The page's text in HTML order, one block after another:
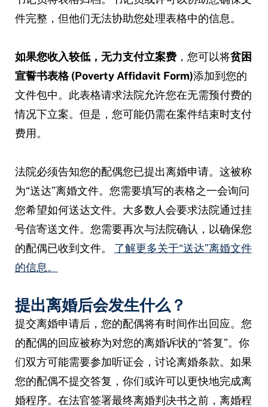
件完整，但他们无法协助您处理表格中的信息。
如果您收入较低，无力支付立案费，您可以将贫困
宣誓书表格 (Poverty Affidavit Form)添加到您的
文件包中。此表格请求法院允许您在无需预付费的
情况下立案。但是，您可能仍需在案件结束时支付
费用。
法院必须告知您的配偶您已提出离婚申请。这被称
为“送达”离婚文件。您需要填写的表格之一会询问
您希望如何送达文件。大多数人会要求法院通过挂
号信寄送文件。您需要再次与法院确认，以确保您
的配偶已收到文件。 了解更多关于“送达”离婚文件
的信息。
提出离婚后会发生什么？
提交离婚申请后，您的配偶将有时间作出回应。您
的配偶的回应被称为对您的离婚诉状的“答复”。你
们双方可能需要参加听证会，讨论离婚条款。如果
您的配偶不提交答复，你们或许可以更快地完成离
婚程序。在法官签署最终离婚判决书之前，离婚程